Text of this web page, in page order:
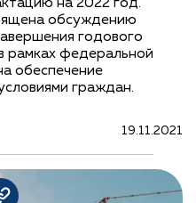
на 2022 год.
обсуждению
годового
рамках федеральной
обеспечение
граждан.
19.11.2021